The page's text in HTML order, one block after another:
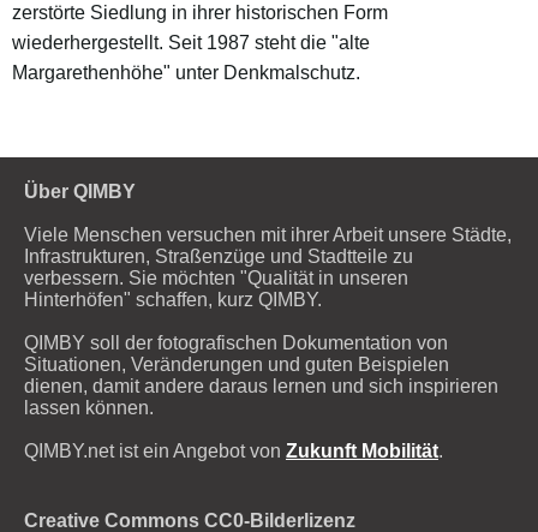
zerstörte Siedlung in ihrer historischen Form
wiederhergestellt. Seit 1987 steht die "alte
Margarethenhöhe" unter Denkmalschutz.
Über QIMBY
Viele Menschen versuchen mit ihrer Arbeit unsere Städte,
Infrastrukturen, Straßenzüge und Stadtteile zu
verbessern. Sie möchten "Qualität in unseren
Hinterhöfen" schaffen, kurz QIMBY.
QIMBY soll der fotografischen Dokumentation von
Situationen, Veränderungen und guten Beispielen
dienen, damit andere daraus lernen und sich inspirieren
lassen können.
QIMBY.net ist ein Angebot von Zukunft Mobilität.
Creative Commons CC0-Bilderlizenz